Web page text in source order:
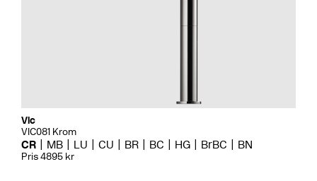
Vic
VIC081 Krom
CR MB LU CU BR BC HG BrBC BN
Pris 4895 kr